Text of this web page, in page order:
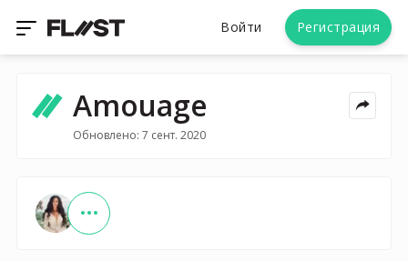
Войти Регистрация
Amouage
Обновлено: 7 сент. 2020